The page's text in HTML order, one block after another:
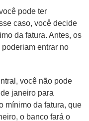
pode ter
caso, você decide
da fatura. Antes, os
entrar no
você não pode
janeiro para
mínimo da fatura, que
o banco fará o